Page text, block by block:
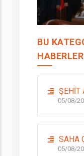
BU
HABERLER
ŞEHİT
05/08/
SAHA
05/08/